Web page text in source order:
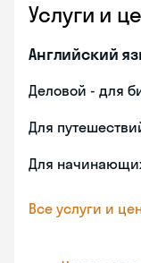
Услуги и
Английский
Деловой - для
Для
Для
Все услуги и